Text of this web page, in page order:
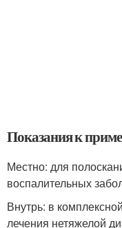
Показания к
Местно: для
воспалительных
Внутрь: в
лечения нетяжелой